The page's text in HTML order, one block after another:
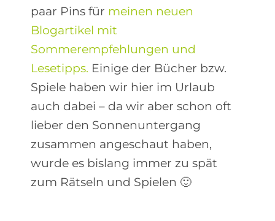
paar Pins für meinen neuen
Blogartikel mit
Sommerempfehlungen und
Lesetipps. Einige der Bücher bzw.
Spiele haben wir hier im Urlaub
auch dabei – da wir aber schon oft
lieber den Sonnenuntergang
zusammen angeschaut haben,
wurde es bislang immer zu spät
zum Rätseln und Spielen 🙂